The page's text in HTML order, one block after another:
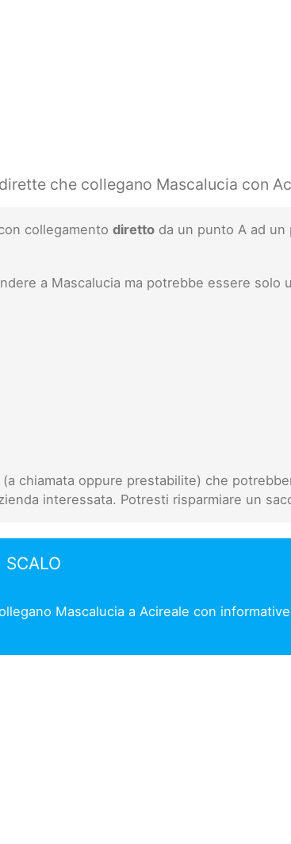
che collegano Mascalucia con
collegamentodiretto da un punto A ad
a Mascalucia ma potrebbe essere
(a chiamata oppure prestabilite) che
interessata. Potresti risparmiare un
SCALO
Mascalucia a Acireale con